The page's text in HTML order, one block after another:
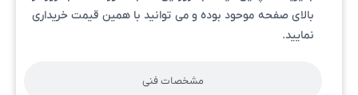
مشخصات فنی
بالای صفحه موحود بوده و می توانید با همین قیمت خریداری
نمایید.